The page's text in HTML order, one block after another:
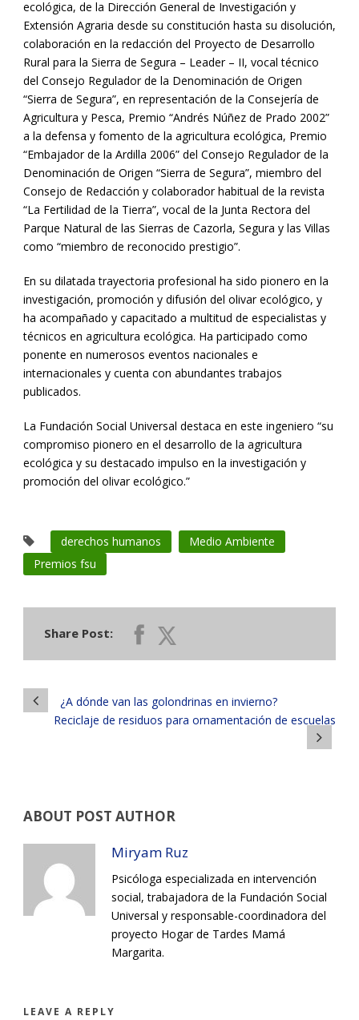
ecológica, de la Dirección General de Investigación y
Extensión Agraria desde su constitución hasta su disolución,
colaboración en la redacción del Proyecto de Desarrollo
Rural para la Sierra de Segura – Leader – II, vocal técnico
del Consejo Regulador de la Denominación de Origen
“Sierra de Segura”, en representación de la Consejería de
Agricultura y Pesca, Premio “Andrés Núñez de Prado 2002”
a la defensa y fomento de la agricultura ecológica, Premio
“Embajador de la Ardilla 2006” del Consejo Regulador de la
Denominación de Origen “Sierra de Segura”, miembro del
Consejo de Redacción y colaborador habitual de la revista
“La Fertilidad de la Tierra”, vocal de la Junta Rectora del
Parque Natural de las Sierras de Cazorla, Segura y las Villas
como “miembro de reconocido prestigio”.
En su dilatada trayectoria profesional ha sido pionero en la
investigación, promoción y difusión del olivar ecológico, y
ha acompañado y capacitado a multitud de especialistas y
técnicos en agricultura ecológica. Ha participado como
ponente en numerosos eventos nacionales e
internacionales y cuenta con abundantes trabajos
publicados.
La Fundación Social Universal destaca en este ingeniero “su
compromiso pionero en el desarrollo de la agricultura
ecológica y su destacado impulso en la investigación y
promoción del olivar ecológico.”
derechos humanos
Medio Ambiente
Premios fsu
Share Post:
¿A dónde van las golondrinas en invierno?
Reciclaje de residuos para ornamentación de escuelas
ABOUT POST AUTHOR
Miryam Ruz
Psicóloga especializada en intervención
social, trabajadora de la Fundación Social
Universal y responsable-coordinadora del
proyecto Hogar de Tardes Mamá
Margarita.
LEAVE A REPLY